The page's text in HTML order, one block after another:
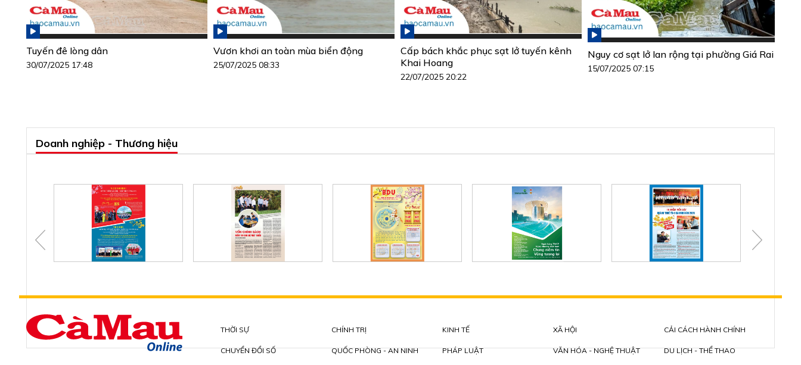
Tuyến đê lòng dân
30/07/2025 17:48
Vươn khơi an toàn mùa biển động
25/07/2025 08:33
Cấp bách khắc phục sạt lở tuyến kênh
Khai Hoang
22/07/2025 20:22
Nguy cơ sạt lở lan rộng tại phường Giá Rai
15/07/2025 07:15
Doanh nghiệp - Thương hiệu
THỜI SỰ CHÍNH TRỊ KINH TẾ XÃ HỘI CẢI CÁCH HÀNH CHÍNH
CHUYỂN ĐỔI SỐ QUỐC PHÒNG - AN NINH PHÁP LUẬT VĂN HÓA - NGHỆ THUẬT DU LỊCH - THỂ THAO